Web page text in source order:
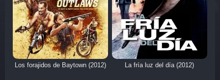
Los forajidos de Baytown (2012) La fría luz del día (2012)